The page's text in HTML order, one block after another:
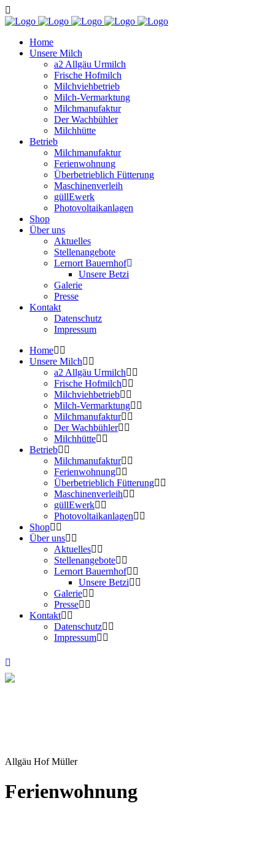
Home
Unsere Milch
a2 Allgäu Urmilch
Frische Hofmilch
Milchviehbetrieb
Milch-Vermarktung
Milchmanufaktur
Der Wachbühler
Milchhütte
Betrieb
Milchmanufaktur
Ferienwohnung
Überbetrieblich Fütterung
Maschinenverleih
güllEwerk
Photovoltaikanlagen
Shop
Über uns
Aktuelles
Stellenangebote
Lernort Bauernhof
Unsere Betzi
Galerie
Presse
Kontakt
Datenschutz
Impressum
Home
Unsere Milch
a2 Allgäu Urmilch
Frische Hofmilch
Milchviehbetrieb
Milch-Vermarktung
Milchmanufaktur
Der Wachbühler
Milchhütte
Betrieb
Milchmanufaktur
Ferienwohnung
Überbetrieblich Fütterung
Maschinenverleih
güllEwerk
Photovoltaikanlagen
Shop
Über uns
Aktuelles
Stellenangebote
Lernort Bauernhof
Unsere Betzi
Galerie
Presse
Kontakt
Datenschutz
Impressum
Allgäu Hof Müller
Ferienwohnung